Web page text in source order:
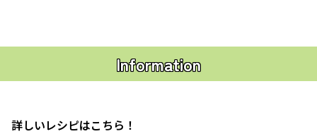
Information
詳しいレシピはこちら！